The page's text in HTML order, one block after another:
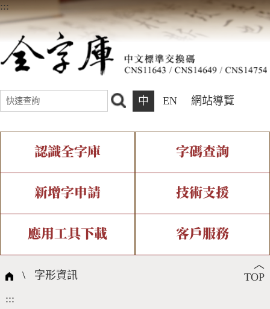
:::
中 EN 網站導覽
認識全字庫
全字庫介紹 全字庫現況
中文碼介紹 專有名詞介紹
國際字碼相關組織
字碼查詢
IDS查詢 部件查詢
複合查詢 注音查詢
筆畫查詢
新增字申請
新字申請處理流程
技術支援
字形即時顯示 造字解決方案
全字庫授權 轉碼Web Service
應用工具下載
個人電腦造字處理工具
客戶服務
問題集
︿
TOP
\ 字形資訊
:::